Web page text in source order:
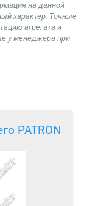
на данной
характер. Точные
агрегата и
у менеджера при
PATRON